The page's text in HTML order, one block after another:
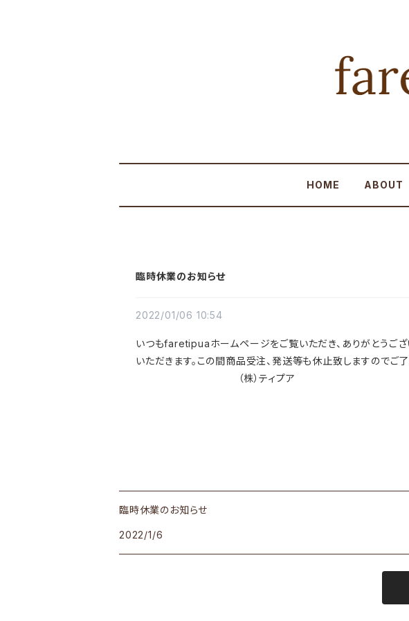
HOME ABOUT
臨時休業のお知らせ
2022/01/06 10:54
いつもfaretipuaホームページをご覧いただき、ありがとうご
いただきます。この間商品受注、発送等も休止致しますのでご
（株）ティプア
臨時休業のお知らせ
2022/1/6